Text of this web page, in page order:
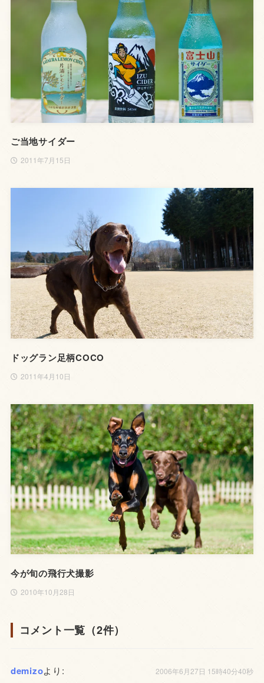
ご当地サイダー
2011年7月15日
ドッグラン足柄COCO
2011年4月10日
今が旬の飛行犬撮影
2010年10月28日
コメント一覧（2件）
demizoより: 2006年6月27日 15時40分40秒